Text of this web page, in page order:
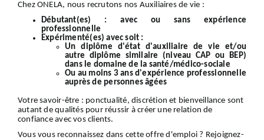
Chez ONELA, nous recrutons nos Auxiliaires de vie :
Débutant(es) :avec ou sans expérience
professionnelle
Expérimenté(es) avec soit :
Un diplôme d'état d'auxiliaire de vie et/ou
autre diplôme similaire (niveau CAP ou BEP)
dans le domaine de la santé/médico-sociale
Ou au moins 3 ans d'expérience professionnelle
auprès de personnes âgées
Votresavoir-être : ponctualité, discrétion et bienveillance sont
autant de qualités pour réussir à créer une relation de
confiance avec vos clients.
Vous vous reconnaissez dans cette offre d'emploi ? Rejoignez-